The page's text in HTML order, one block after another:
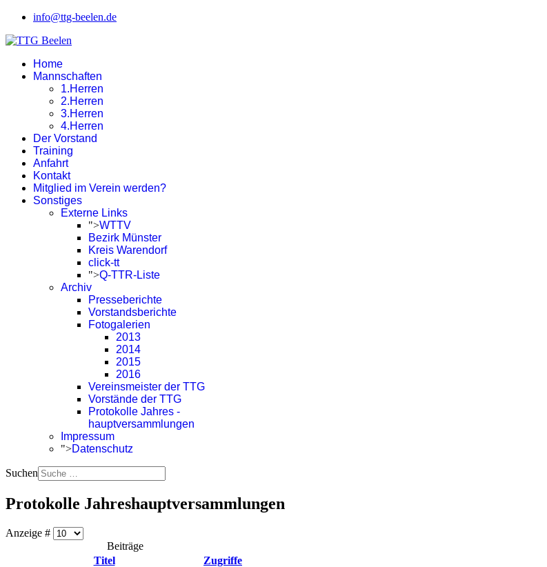
info@ttg-beelen.de
Home
Mannschaften
1.Herren
2.Herren
3.Herren
4.Herren
Der Vorstand
Training
Anfahrt
Kontakt
Mitglied im Verein werden?
Sonstiges
Externe Links
">WTTV
Bezirk Münster
Kreis Warendorf
click-tt
">Q-TTR-Liste
Archiv
Presseberichte
Vorstandsberichte
Fotogalerien
2013
2014
2015
2016
Vereinsmeister der TTG
Vorstände der TTG
Protokolle Jahres -
hauptversammlungen
Impressum
">Datenschutz
Suchen
Protokolle Jahreshauptversammlungen
Anzeige #
Beiträge
Titel
Zugriffe